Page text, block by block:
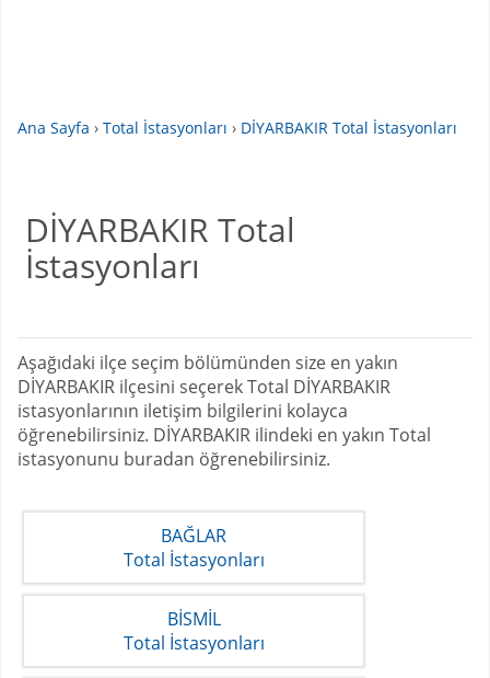
Ana Sayfa › Total İstasyonları › DİYARBAKIR Total İstasyonları
DİYARBAKIR Total
İstasyonları
Aşağıdaki ilçe seçim bölümünden size en yakın
DİYARBAKIR ilçesini seçerek Total DİYARBAKIR
istasyonlarının iletişim bilgilerini kolayca
öğrenebilirsiniz. DİYARBAKIR ilindeki en yakın Total
istasyonunu buradan öğrenebilirsiniz.
BAĞLAR
Total İstasyonları
BİSMİL
Total İstasyonları